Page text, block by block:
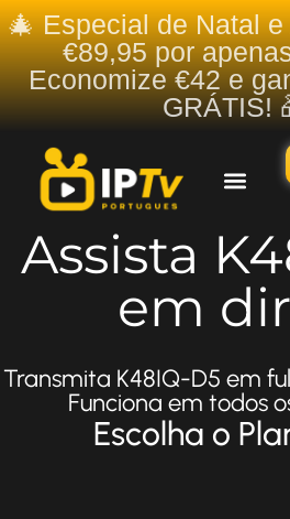
🎄 Especial de Natal
€89,95 por
Economize €42 e
GRÁTIS!
Assista
em
Transmita K48IQ-D5 em
Funciona em todos
Escolha o